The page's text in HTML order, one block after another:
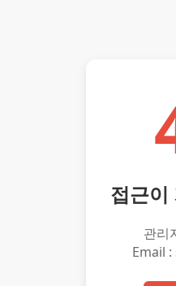
접근이
관리
Email